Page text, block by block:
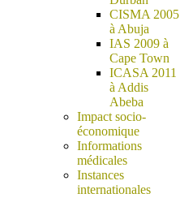
CISMA 2005
à Abuja
IAS 2009 à
Cape Town
ICASA 2011
à Addis
Abeba
Impact socio-
économique
Informations
médicales
Instances
internationales